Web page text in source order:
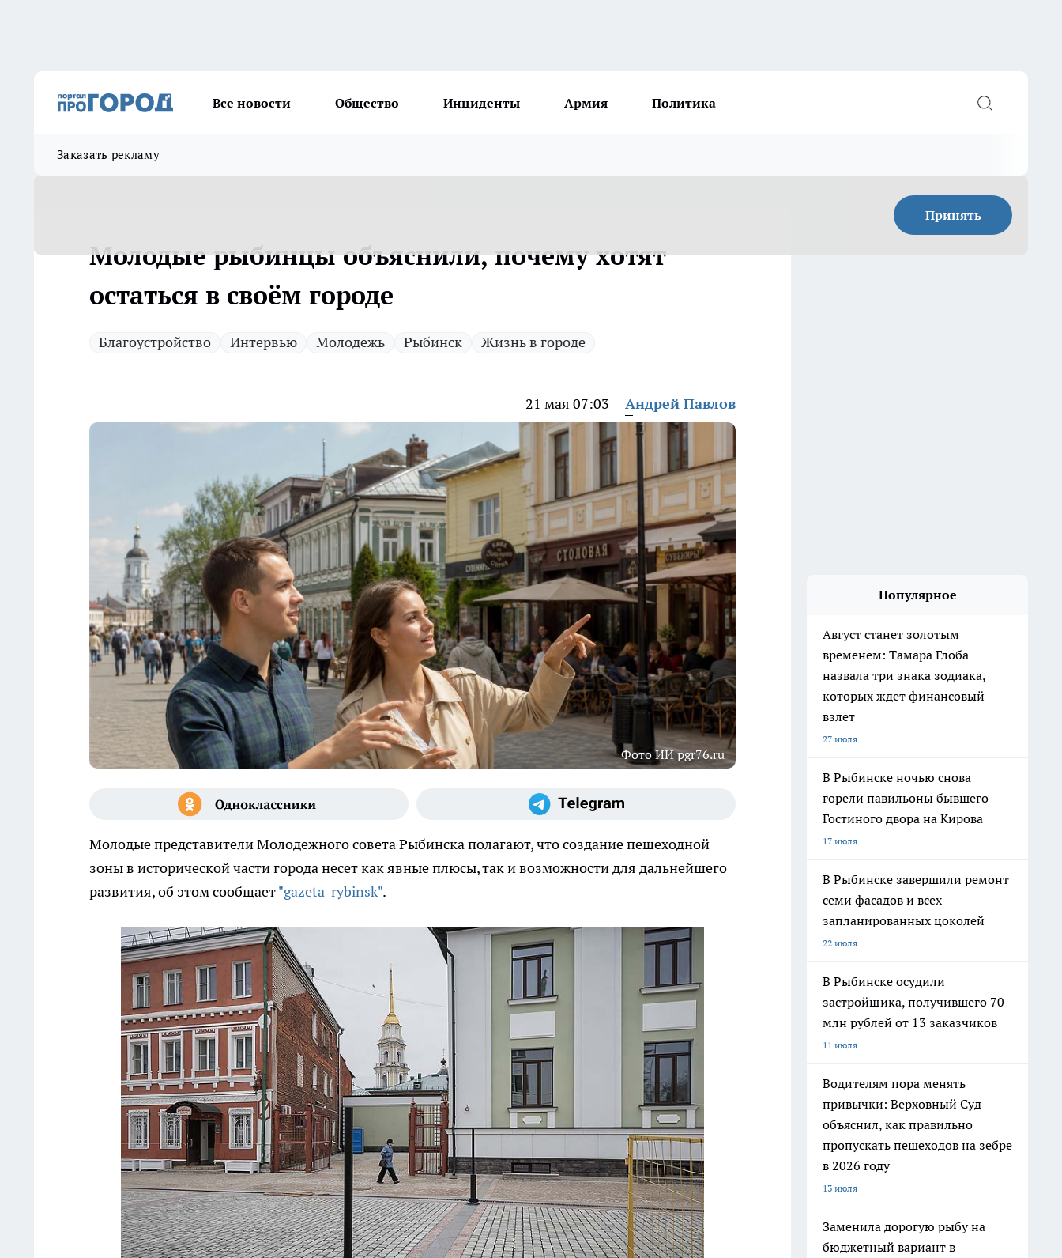
Все новости Общество Инциденты Армия Политика
Заказать рекламу
Принять
Молодые рыбинцы объяснили, почему хотят
остаться в своём городе
Благоустройство Интервью Молодежь Рыбинск Жизнь в городе
21 мая 07:03 Андрей Павлов
Фото ИИ pgr76.ru
Молодые представители Молодежного совета Рыбинска полагают, что создание пешеходной
зоны в исторической части города несет как явные плюсы, так и возможности для дальнейшего
развития, об этом сообщает"gazeta-rybinsk".
Популярное
Август станет золотым
временем: Тамара Глоба
назвала три знака зодиака,
которых ждет финансовый
взлет
27 июля
В Рыбинске ночью снова
горели павильоны бывшего
Гостиного двора на Кирова
17 июля
В Рыбинске завершили ремонт
семи фасадов и всех
запланированных цоколей
22 июля
В Рыбинске осудили
застройщика, получившего 70
млн рублей от 13 заказчиков
11 июля
Водителям пора менять
привычки: Верховный Суд
объяснил, как правильно
пропускать пешеходов на зебре
в 2026 году
13 июля
Заменила дорогую рыбу на
бюджетный вариант в